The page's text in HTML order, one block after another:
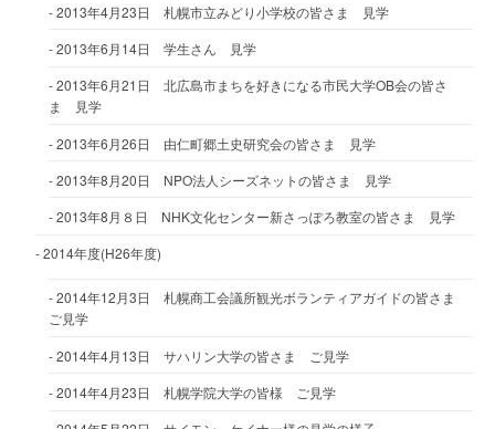
2013年4月23日 札幌市立みどり小学校の皆さま 見学
2013年6月14日 学生さん 見学
2013年6月21日 北広島市まちを好きになる市民大学OB会の皆さ
ま 見学
2013年6月26日 由仁町郷土史研究会の皆さま 見学
2013年8月20日 NPO法人シーズネットの皆さま 見学
2013年8月８日 NHK文化センター新さっぽろ教室の皆さま 見学
2014年度(H26年度)
2014年12月3日 札幌商工会議所観光ボランティアガイドの皆さま
ご見学
2014年4月13日 サハリン大学の皆さま ご見学
2014年4月23日 札幌学院大学の皆様 ご見学